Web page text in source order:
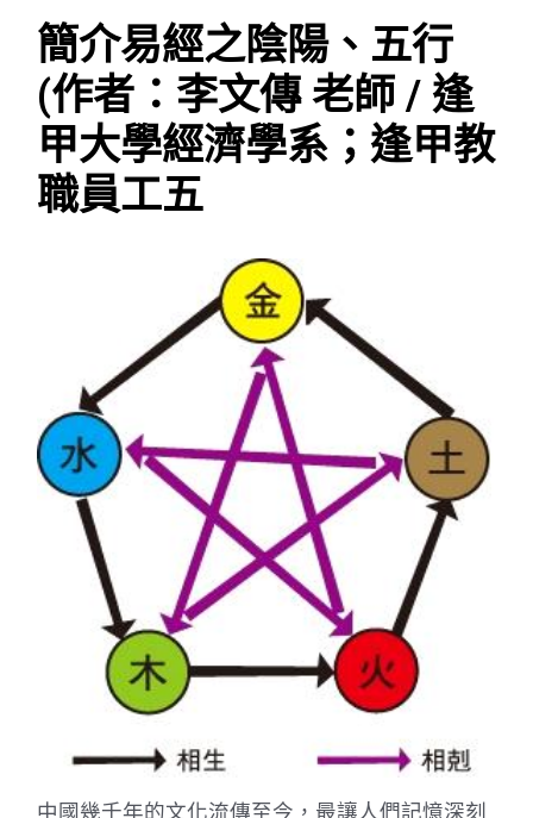
簡介易經之陰陽、五行
(作者：李文傳 老師 / 逢
甲大學經濟學系；逢甲教
職員工五
中國幾千年的文化流傳至今，最讓人們記憶深刻